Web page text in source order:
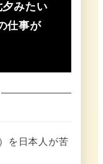
夕みたい
仕事が
を日本人が苦